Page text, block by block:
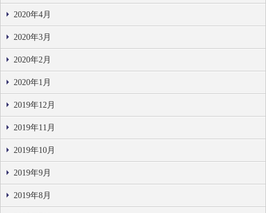
2020年4月
2020年3月
2020年2月
2020年1月
2019年12月
2019年11月
2019年10月
2019年9月
2019年8月